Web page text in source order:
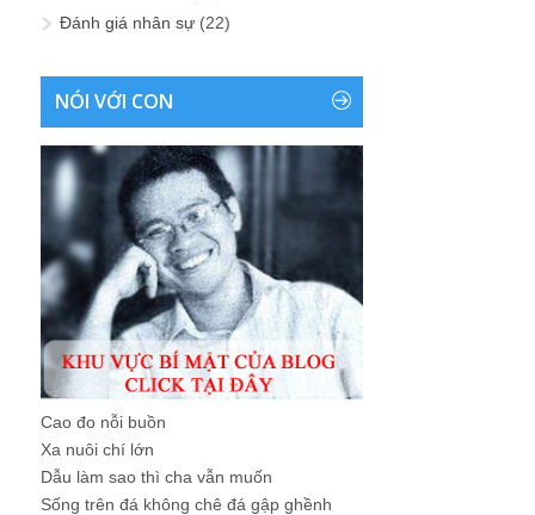
Đánh giá nhân sự (22)
NÓI VỚI CON
Cao đo nỗi buồn
Xa nuôi chí lớn
Dẫu làm sao thì cha vẫn muốn
Sống trên đá không chê đá gập ghềnh